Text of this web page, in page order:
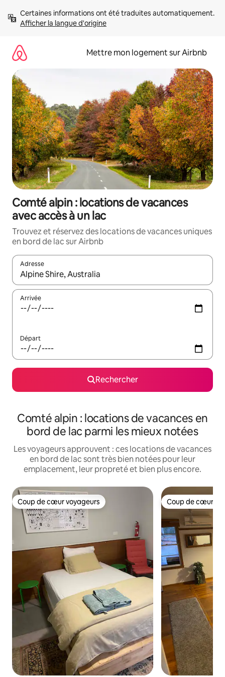
directement
Afficher la langue d'origine
Mettre mon logement sur Airbnb
Comté alpin : locations de vacances
avec accès à un lac
Trouvez et réservez des locations de vacances uniques
en bord de lac sur Airbnb
Adresse
Lorsque les résultats s'affichent, utilisez les flèches vers le
Arrivée
Départ
Rechercher
Comté alpin : locations de vacances en
bord de lac parmi les mieux notées
Les voyageurs approuvent : ces locations de vacances
en bord de lac sont très bien notées pour leur
emplacement, leur propreté et bien plus encore.
Coup de cœur voyageurs
Coup de cœur voyageurs Coup de cœur
Coup de cœur